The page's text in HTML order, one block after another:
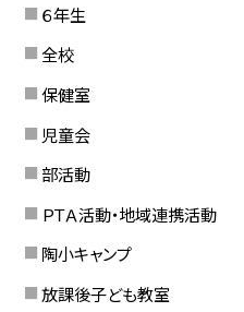
６年生
全校
保健室
児童会
部活動
ＰＴＡ活動・地域連携活動
陶小キャンプ
放課後子ども教室